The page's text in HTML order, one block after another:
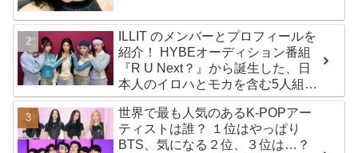
ILLIT のメンバーとプロフィールを
紹介！ HYBEオーディション番組
『R U Next？』から誕生した、日
本人のイロハとモカを含む5人組ガ
ールズグループ！ デビュー曲
「Magnetic」がいきなりの大ヒッ
ト
世界で最も人気のあるK-POPアー
ティストは誰？ １位はやっぱり
BTS、気になる２位、３位は…？